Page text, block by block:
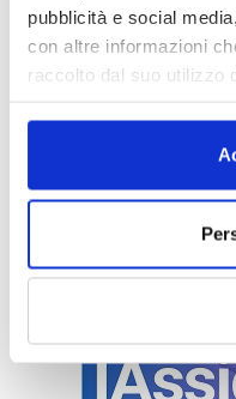
pubblicità e social
con altre informazioni
raccolto dal suo utilizzo